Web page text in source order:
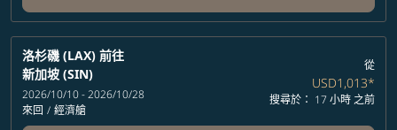
洛杉磯 (LAX) 前往
新加坡 (SIN)
2026/10/10 - 2026/10/28
來回 / 經濟艙
從
USD1,013*
搜尋於： 17 小時 之前